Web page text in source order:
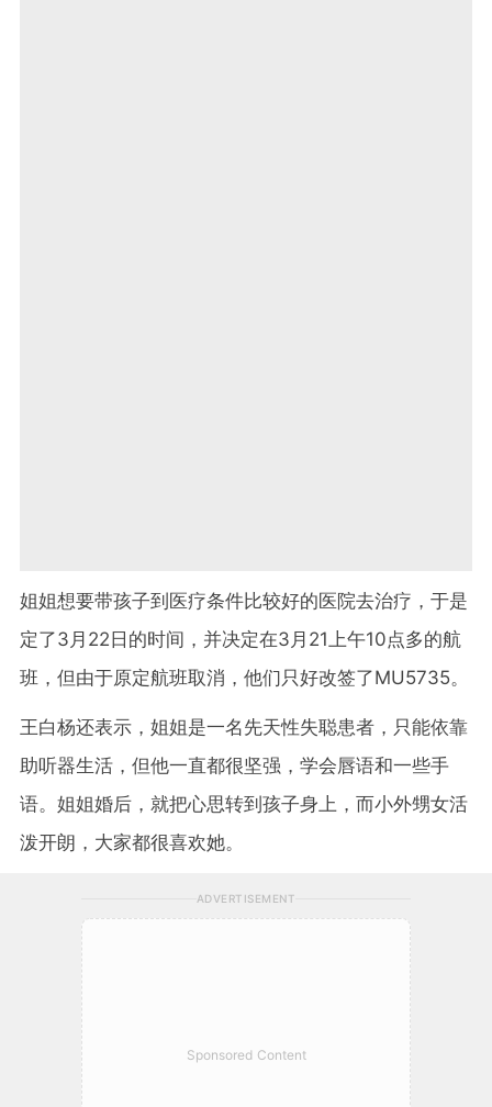
姐姐想要带孩子到医疗条件比较好的医院去治疗，于是
定了3 月 22日的时间，并决定在3 月 21 上午10点多的航
班，但由于原定航班取消，他们只好改签了MU5735。
王白杨还表示，姐姐是一名先天性失聪患者，只能依靠
助听器生活，但他一直都很坚强，学会唇语和一些手
语。姐姐婚后，就把心思转到孩子身上，而小外甥女活
泼开朗，大家都很喜欢她。
ADVERTISEMENT
Sponsored Content